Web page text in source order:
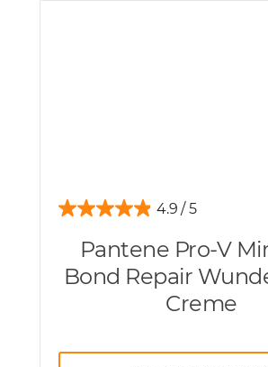
4.9
Pantene Pro-V
Bond Repair
Creme